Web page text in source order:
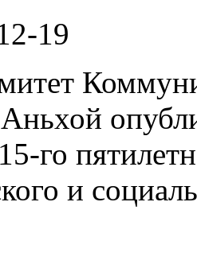
19
го
и